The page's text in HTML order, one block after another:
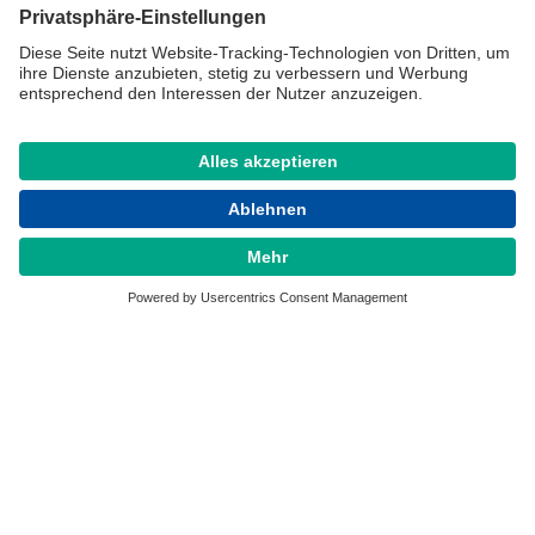
AGB
Impressum & Datenschutz
ZAHLUNG